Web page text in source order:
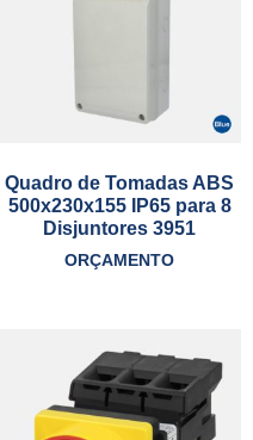
Quadro de Tomadas ABS
500x230x155 IP65 para 8
Disjuntores 3951
ORÇAMENTO